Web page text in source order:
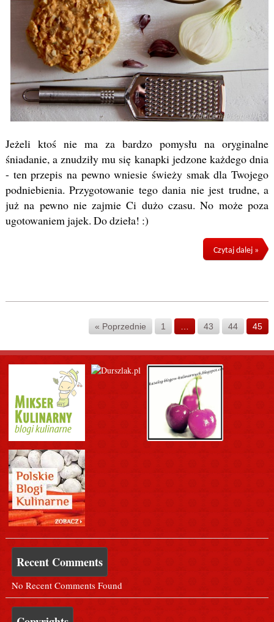
Jeżeli ktoś nie ma za bardzo pomysłu na oryginalne
śniadanie, a znudziły mu się kanapki jedzone każdego dnia
- ten przepis na pewno wniesie świeży smak dla Twojego
podniebienia. Przygotowanie tego dania nie jest trudne, a
już na pewno nie zajmie Ci dużo czasu. No może poza
ugotowaniem jajek. Do dzieła! :)
Czytaj dalej »
« Poprzednie 1 … 43 44 45
Recent Comments
No Recent Comments Found